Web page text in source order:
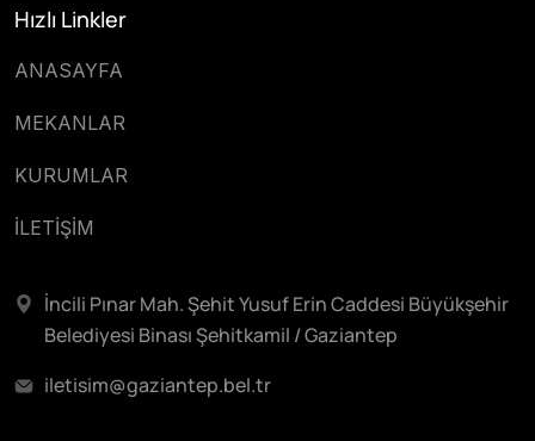
Hızlı Linkler
ANASAYFA
MEKANLAR
KURUMLAR
İLETİŞİM
İncili Pınar Mah. Şehit Yusuf Erin Caddesi Büyükşehir
Belediyesi Binası Şehitkamil / Gaziantep
iletisim@gaziantep.bel.tr